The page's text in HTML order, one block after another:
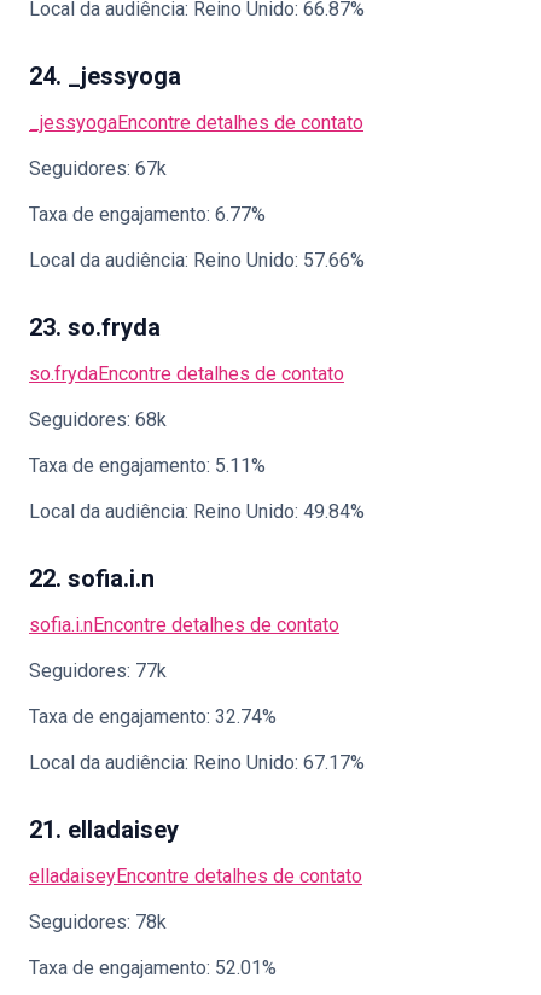
Local da audiência: Reino Unido: 66.87%
24. _jessyoga
_jessyogaEncontre detalhes de contato
Seguidores: 67k
Taxa de engajamento: 6.77%
Local da audiência: Reino Unido: 57.66%
23. so.fryda
so.frydaEncontre detalhes de contato
Seguidores: 68k
Taxa de engajamento: 5.11%
Local da audiência: Reino Unido: 49.84%
22. sofia.i.n
sofia.i.nEncontre detalhes de contato
Seguidores: 77k
Taxa de engajamento: 32.74%
Local da audiência: Reino Unido: 67.17%
21. elladaisey
elladaiseyEncontre detalhes de contato
Seguidores: 78k
Taxa de engajamento: 52.01%